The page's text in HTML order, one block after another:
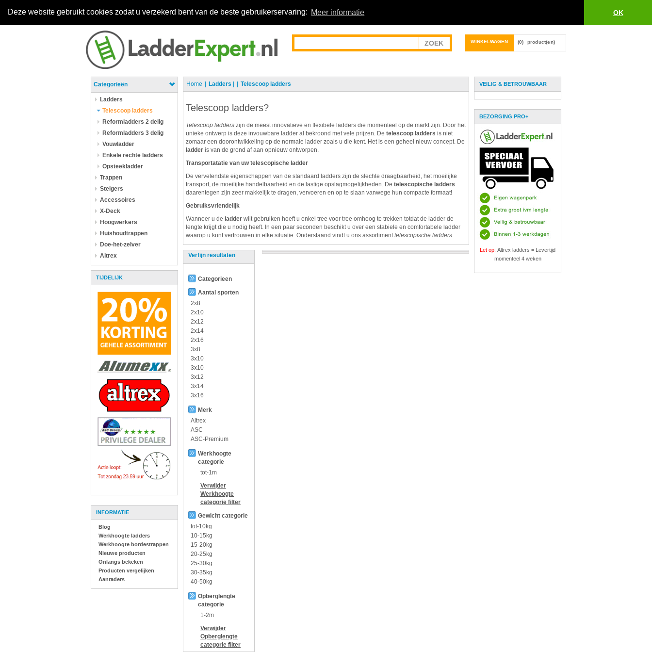
Deze website gebruikt cookies zodat u verzekerd bent van de beste gebruikerservaring: Meer informatie OK
WINKELWAGEN (0) product(en)
Categorieën
Ladders
Telescoop ladders
Reformladders 2 delig
Reformladders 3 delig
Vouwladder
Enkele rechte ladders
Opsteekladder
Trappen
Steigers
Accessoires
X-Deck
Hoogwerkers
Huishoudtrappen
Doe-het-zelver
Altrex
TIJDELIJK
INFORMATIE
Blog
Werkhoogte ladders
Werkhoogte bordestrappen
Nieuwe producten
Onlangs bekeken
Producten vergelijken
Aanraders
Home Ladders Telescoop ladders
Telescoop ladders?
Telescoop ladders zijn de meest innovatieve en flexibele ladders die momenteel op de markt zijn. Door het
unieke ontwerp is deze invouwbare ladder al bekroond met vele prijzen. De telescoop ladders is niet
zomaar een doorontwikkeling op de normale ladder zoals u die kent. Het is een geheel nieuw concept. De
ladder is van de grond af aan opnieuw ontworpen.
Transportatatie van uw telescopische ladder
De vervelendste eigenschappen van de standaard ladders zijn de slechte draagbaarheid, het moeilijke
transport, de moeilijke handelbaarheid en de lastige opslagmogelijkheden. De telescopische ladders
daarentegen zijn zeer makkelijk te dragen, vervoeren en op te slaan vanwege hun compacte formaat!
Gebruiksvriendelijk
Wanneer u de ladder wilt gebruiken hoeft u enkel tree voor tree omhoog te trekken totdat de ladder de
lengte krijgt die u nodig heeft. In een paar seconden beschikt u over een stabiele en comfortabele ladder
waarop u kunt vertrouwen in elke situatie. Onderstaand vindt u ons assortimenttelescopische ladders.
Verfijn resultaten
Categorieen
Aantal sporten
2x8
2x10
2x12
2x14
2x16
3x8
3x10
3x10
3x12
3x14
3x16
Merk
Altrex
ASC
ASC-Premium
Werkhoogte
categorie
tot-1m
Verwijder
Werkhoogte
categorie filter
Gewicht categorie
tot-10kg
10-15kg
15-20kg
20-25kg
25-30kg
30-35kg
40-50kg
Opberglengte
categorie
1-2m
Verwijder
Opberglengte
categorie filter
VEILIG & BETROUWBAAR
BEZORGING PRO+
Let op: Altrex ladders = Levertijd
momenteel 4 weken